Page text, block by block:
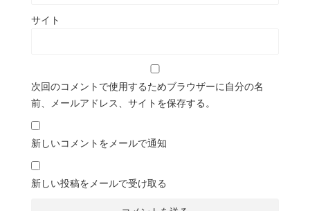
サイト
次回のコメントで使用するためブラウザーに自分の名
前、メールアドレス、サイトを保存する。
新しいコメントをメールで通知
新しい投稿をメールで受け取る